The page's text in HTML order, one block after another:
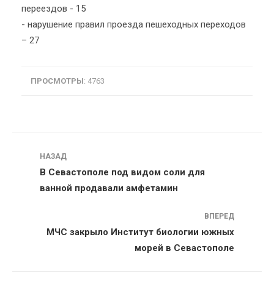
переездов - 15
- нарушение правил проезда пешеходных переходов
– 27
ПРОСМОТРЫ: 4763
Навигация
НАЗАД
В Севастополе под видом соли для
ванной продавали амфетамин
ВПЕРЕД
МЧС закрыло Институт биологии южных
морей в Севастополе